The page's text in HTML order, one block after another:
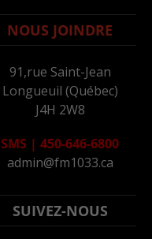
NOUS JOINDRE
91,rue Saint-Jean
Longueuil (Québec)
J4H 2W8
SMS | 450-646-6800
admin@fm1033.ca
SUIVEZ-NOUS